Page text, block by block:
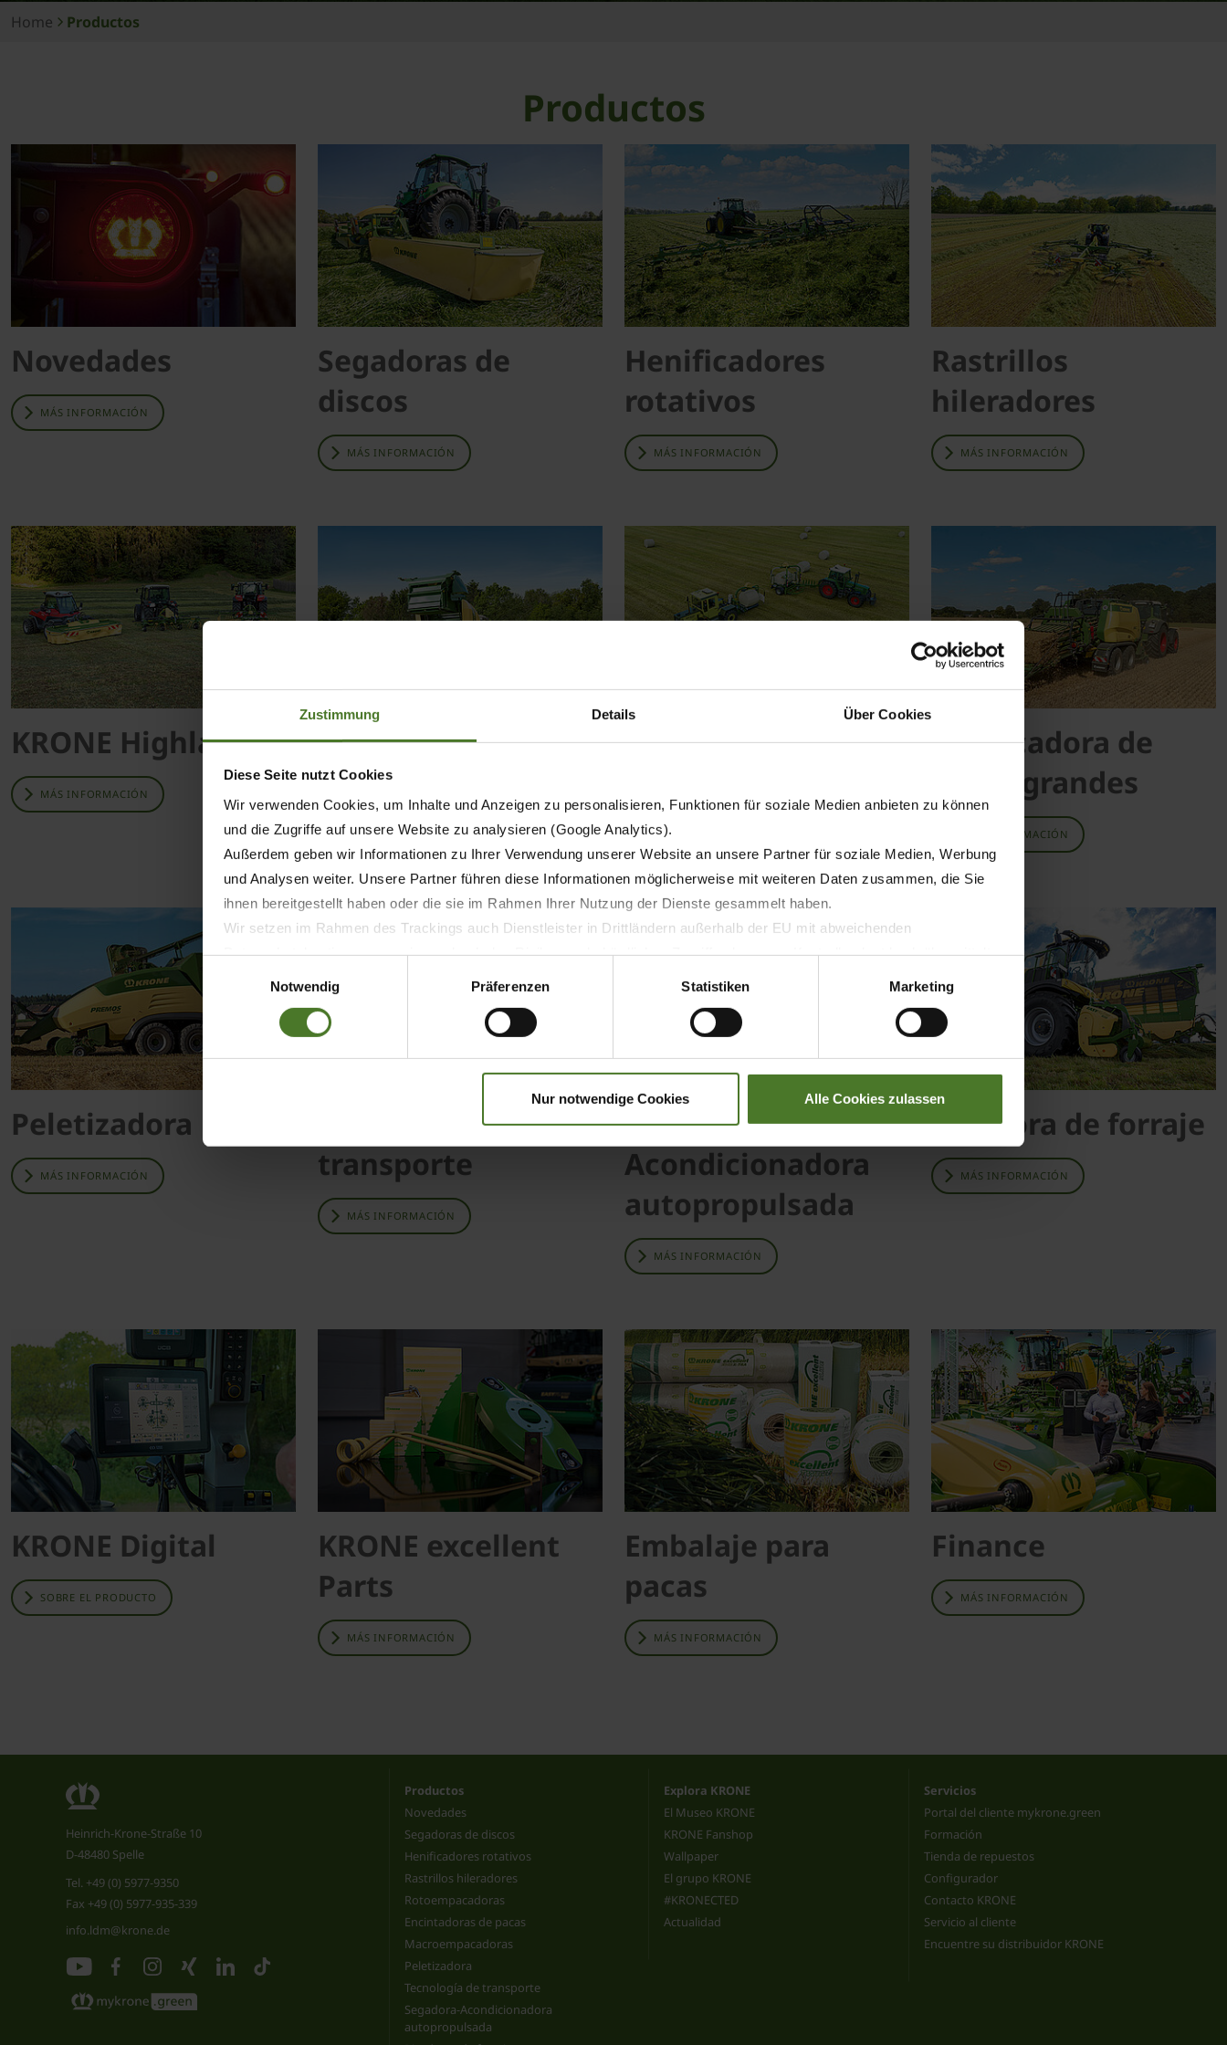
Zustimmung Details Über Cookies
Diese Seite nutzt Cookies
Wir verwenden Cookies, um Inhalte und Anzeigen zu personalisieren, Funktionen für soziale Medien anbieten zu können
und die Zugriffe auf unsere Website zu analysieren (Google Analytics).
Außerdem geben wir Informationen zu Ihrer Verwendung unserer Website an unsere Partner für soziale Medien, Werbung
und Analysen weiter. Unsere Partner führen diese Informationen möglicherweise mit weiteren Daten zusammen, die Sie
ihnen bereitgestellt haben oder die sie im Rahmen Ihrer Nutzung der Dienste gesammelt haben.
Wir setzen im Rahmen des Trackings auch Dienstleister in Drittländern außerhalb der EU mit abweichenden
Datenschutzbestimmungen ein, wodurch das Risiko von behördlichen Zugriffen bzw. von Kontrollverlust bzgl. übermittelter
Daten bestehen kann.
Impressum
Notwendig
Präferenzen Statistiken Marketing
Nur notwendige Cookies Alle Cookies zulassen
Home Productos
Productos
Novedades
MÁS INFORMACIÓN
Segadoras de
discos
MÁS INFORMACIÓN
Henificadores
rotativos
MÁS INFORMACIÓN
Rastrillos
hileradores
MÁS INFORMACIÓN
KRONE Highland
MÁS INFORMACIÓN
Rotoempacadoras
Encintadoras de
MÁS INFORMACIÓN
Empacadora de
pacas grandes
MÁS INFORMACIÓN
Peletizadora
MÁS INFORMACIÓN
Tecnología de
transporte
MÁS INFORMACIÓN
Segadora-
Acondicionadora
autopropulsada
MÁS INFORMACIÓN
Picadora de forraje
MÁS INFORMACIÓN
KRONE Digital
SOBRE EL PRODUCTO
KRONE excellent
Parts
MÁS INFORMACIÓN
Embalaje para
pacas
MÁS INFORMACIÓN
Finance
MÁS INFORMACIÓN
Heinrich-Krone-Straße 10
D-48480 Spelle
Tel. +49 (0) 5977-9350
Fax +49 (0) 5977-935-339
info.ldm@krone.de
Productos
Novedades
Segadoras de discos
Henificadores rotativos
Rastrillos hileradores
Rotoempacadoras
Encintadoras de pacas
Macroempacadoras
Peletizadora
Tecnología de transporte
Segadora-Acondicionadora
autopropulsada
Explora KRONE
El Museo KRONE
KRONE Fanshop
Wallpaper
El grupo KRONE
#KRONECTED
Actualidad
Servicios
Portal del cliente mykrone.green
Formación
Tienda de repuestos
Configurador
Contacto KRONE
Servicio al cliente
Encuentre su distribuidor KRONE